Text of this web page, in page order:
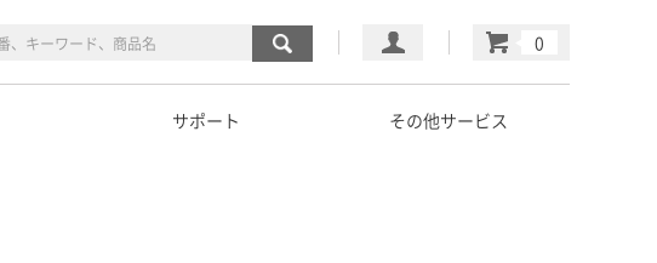
マイページ
カート
サポート その他サービス